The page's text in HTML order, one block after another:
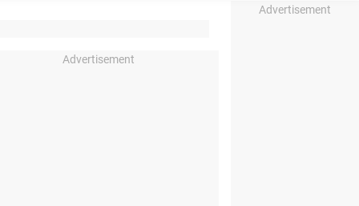
Advertisement
Advertisement